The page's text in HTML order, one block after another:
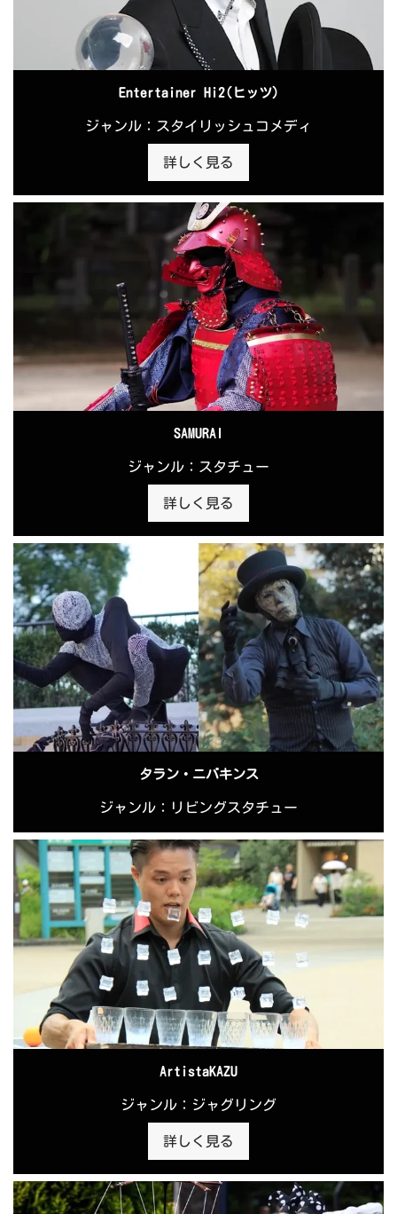
Entertainer Hi2(ヒッツ)
ジャンル：スタイリッシュコメディ
詳しく見る
SAMURAI
ジャンル：スタチュー
詳しく見る
タラン・ニバキンス
ジャンル：リビングスタチュー
ArtistaKAZU
ジャンル：ジャグリング
詳しく見る